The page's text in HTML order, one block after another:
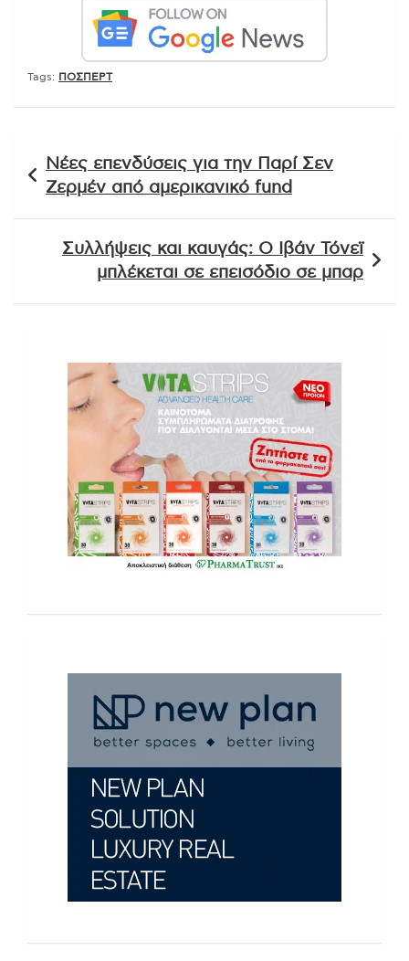
Tags: ΠΟΣΠΕΡΤ
άρθρων
Νέες επενδύσεις για την Παρί Σεν
Ζερμέν από αμερικανικό fund
Συλλήψεις και καυγάς: Ο Ιβάν Τόνεϊ
μπλέκεται σε επεισόδιο σε μπαρ